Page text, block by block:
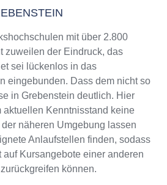
mit über 2.800
zuweilen der Eindruck, das
sei lückenlos in das
eingebunden. Dass dem nicht so
in Grebenstein deutlich. Hier
aktuellen Kenntnisstand keine
näheren Umgebung lassen
Anlaufstellen finden, sodass
auf Kursangebote einer anderen
können.